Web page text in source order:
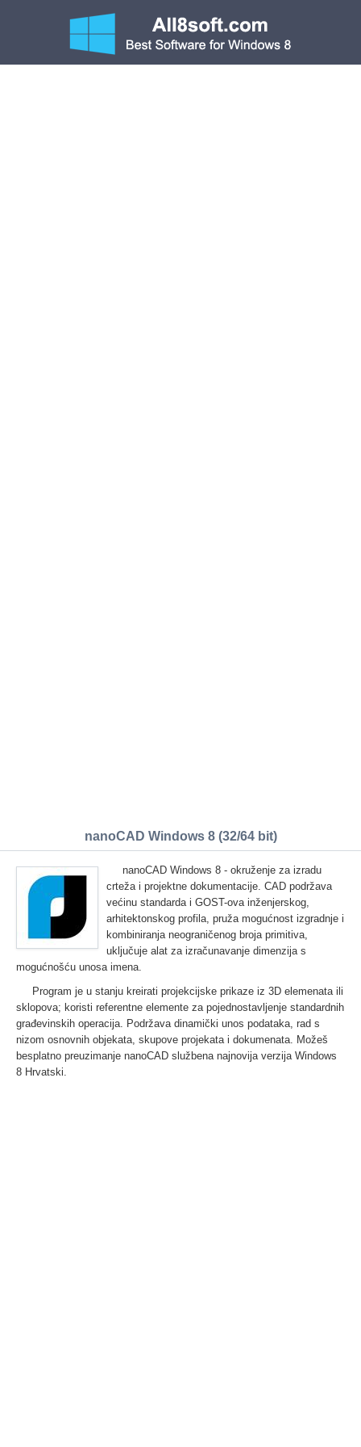
nanoCAD Windows 8 (32/64 bit)
nanoCAD Windows 8 - okruženje za izradu
crteža i projektne dokumentacije. CAD podržava
većinu standarda i GOST-ova inženjerskog,
arhitektonskog profila, pruža mogućnost izgradnje i
kombiniranja neograničenog broja primitiva,
uključuje alat za izračunavanje dimenzija s
mogućnošću unosa imena.
Program je u stanju kreirati projekcijske prikaze iz 3D elemenata ili
sklopova; koristi referentne elemente za pojednostavljenje standardnih
građevinskih operacija. Podržava dinamički unos podataka, rad s
nizom osnovnih objekata, skupove projekata i dokumenata. Možeš
besplatno preuzimanje nanoCAD službena najnovija verzija Windows
8 Hrvatski.